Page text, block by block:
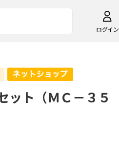
ログイン
ット（ＭＣ－３５